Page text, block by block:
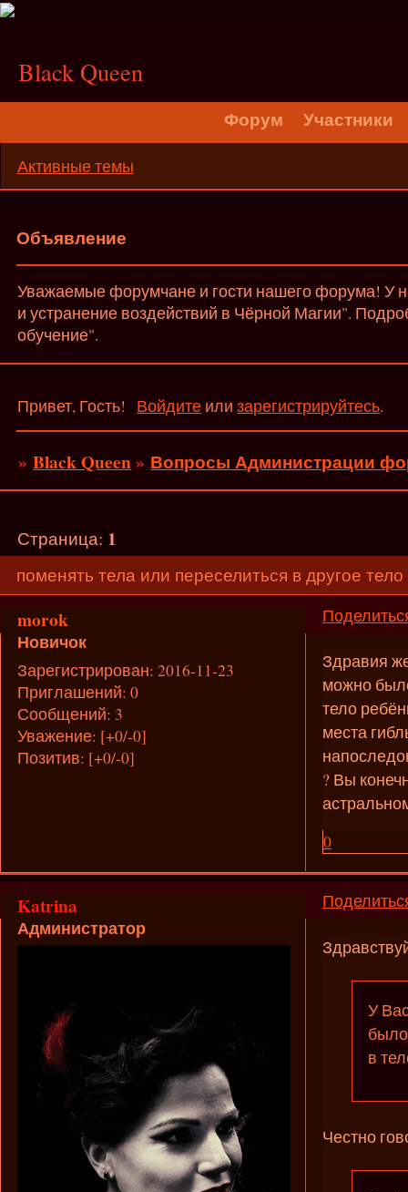
Black Queen
Форум Участники
Активные темы
Объявление
Уважаемые форумчане и гости нашего форума! У
и устранение воздействий в Чёрной Магии".
обучение".
Привет, Гость! Войдите илизарегистрируйтесь.
»Black Queen» Вопросы Администрации
поменять тела или переселиться в другое тело
Страница: 1
morok
Новичок
Зарегистрирован: 2016-11-23
Приглашений: 0
Сообщений: 3
Уважение: [+0/-0]
Позитив: [+0/-0]
Здравия
можно
тело
места
? Вы
0
Katrina
Администратор
У
в
Честно